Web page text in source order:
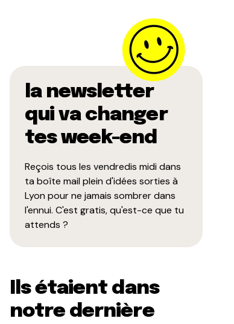
la newsletter
qui va changer
tes week-end
Reçois tous les vendredis midi dans
ta boîte mail plein d'idées sorties à
Lyon pour ne jamais sombrer dans
l'ennui. C'est gratis, qu'est-ce que tu
attends ?
Ils étaient dans
notre dernière